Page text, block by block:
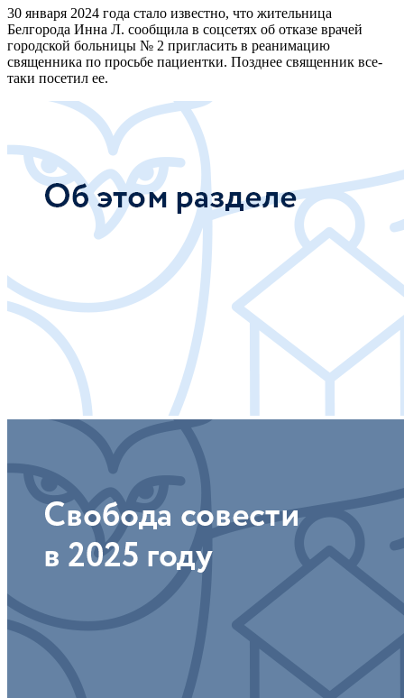
30 января 2024 года стало известно, что жительница
Белгорода Инна Л. сообщила в соцсетях об отказе врачей
городской больницы № 2 пригласить в реанимацию
священника по просьбе пациентки. Позднее священник все-
таки посетил ее.